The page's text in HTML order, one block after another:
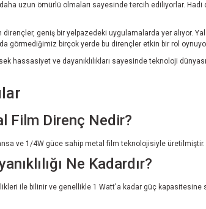
uzun ömürlü olmaları sayesinde tercih ediliyorlar.
geniş bir yelpazedeki uygulamalarda yer alıyor.
görmediğimiz birçok yerde bu dirençler etkin bir rol
hassasiyet ve dayanıklılıkları sayesinde teknoloji
Film Direnç Nedir?
ve 1/4W güce sahip metal film teknolojisiyle
Ne Kadardır?
ile bilinir ve genellikle 1 Watt'a kadar güç